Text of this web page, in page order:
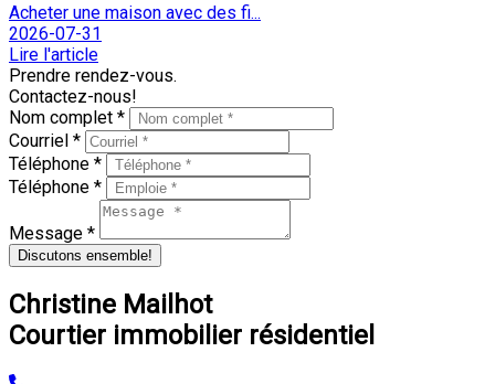
Acheter une maison avec des fi...
2026-07-31
Lire l'article
Prendre rendez-vous.
Contactez-nous!
Nom complet *
Courriel *
Téléphone *
Téléphone *
Message *
Discutons ensemble!
Christine Mailhot
Courtier immobilier résidentiel